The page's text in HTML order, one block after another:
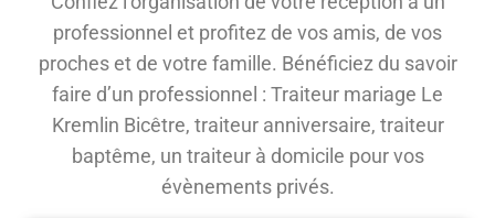
professionnel et profitez de vos amis, de vos
proches et de votre famille. Bénéficiez du savoir
faire d’un professionnel : Traiteur mariage Le
Kremlin Bicêtre, traiteur anniversaire, traiteur
baptême, un traiteur à domicile pour vos
évènements privés.